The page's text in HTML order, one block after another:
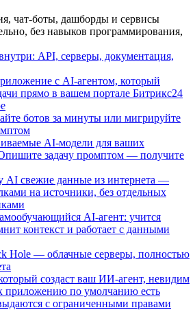
чат-боты, дашборды и сервисы
без навыков программирования,
API, серверы, документация,
с AI-агентом, который
прямо в вашем портале Битрикс24
ботов за минуты или мигрируйте
AI-модели для ваших
задачу промптом — получите
AI свежие данные из интернета —
на источники, без отдельных
AI-агент: учится
контекст и работает с данными
Hole — облачные серверы, полностью
создаст ваш ИИ-агент, невидим
приложению по умолчанию есть
с ограниченными правами